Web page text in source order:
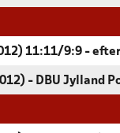
11:11/9:9 -
- DBU Jylland